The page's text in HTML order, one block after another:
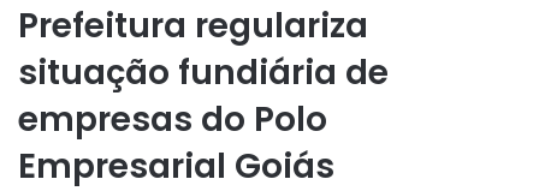
Prefeitura regulariza
situação fundiária de
empresas do Polo
Empresarial Goiás